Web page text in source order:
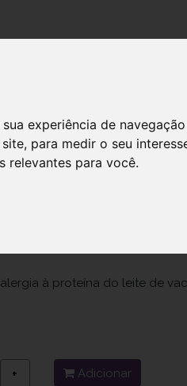
experiência de
, para medir o seu
relevantes para você.
Leite Lactente 400g
à proteína do leite de
+ Adicionar